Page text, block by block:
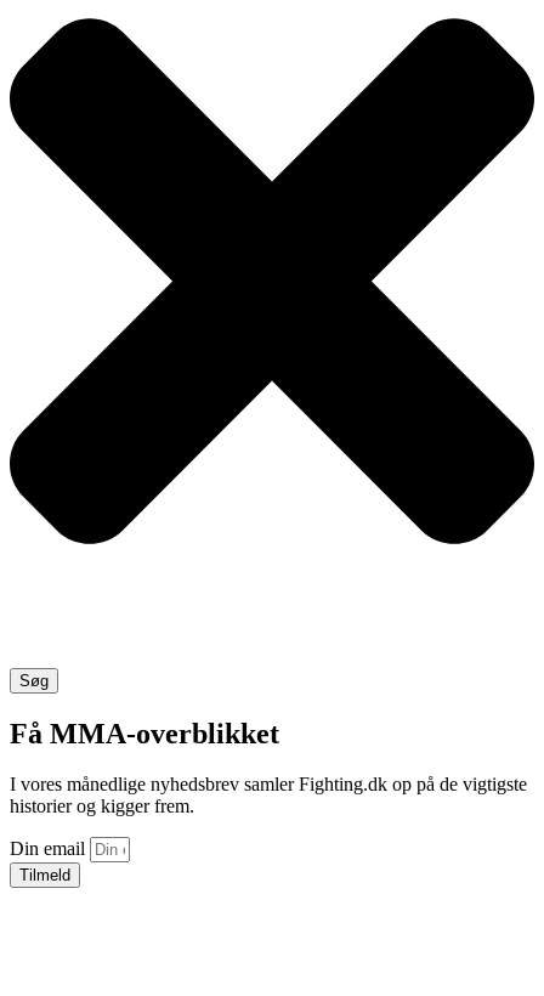
Søg
Få MMA-overblikket
I vores månedlige nyhedsbrev samler Fighting.dk op på de vigtigste
historier og kigger frem.
Din email
Tilmeld